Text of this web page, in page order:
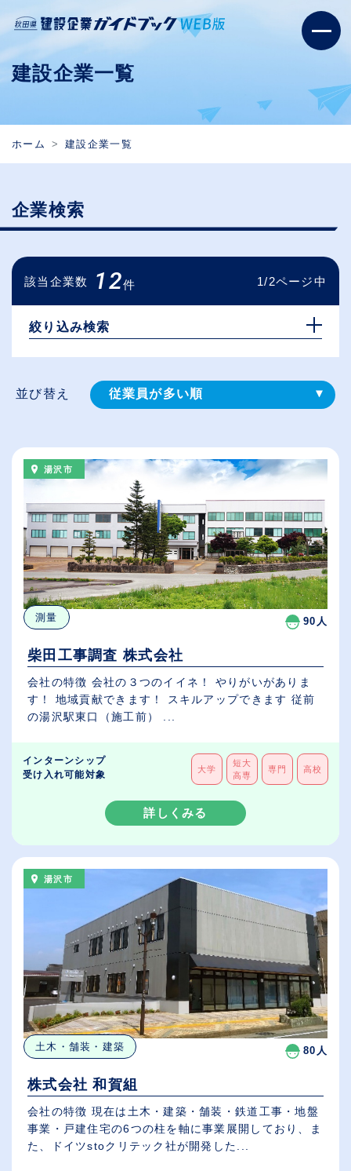
建設企業一覧
ホーム 建設企業一覧
企業検索
該当企業数 12件 1/2ページ中
絞り込み検索
並び替え 従業員が多い順
給与が高い順
（⾼卒の給与を基準）
休日数が多い順
湯沢市
測量 90人
柴田工事調査 株式会社
会社の特徴 会社の３つのイイネ！ やりがいがありま
す！ 地域貢献できます！ スキルアップできます 従前
の湯沢駅東口（施工前） ...
インターンシップ
受け入れ可能対象
大学
短大
高専
専門 高校
詳しくみる
湯沢市
土木・舗装・建築 80人
株式会社 和賀組
会社の特徴 現在は土木・建築・舗装・鉄道工事・地盤
事業・戸建住宅の6つの柱を軸に事業展開しており、ま
た、ドイツstoクリテック社が開発した...